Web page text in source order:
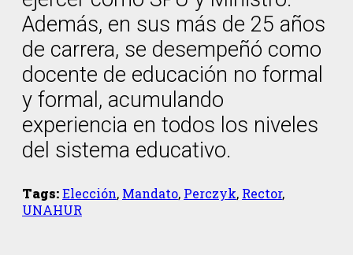
Además, en sus más de 25 años
de carrera, se desempeñó como
docente de educación no formal
y formal, acumulando
experiencia en todos los niveles
del sistema educativo.
Tags:Elección, Mandato, Perczyk, Rector,
UNAHUR